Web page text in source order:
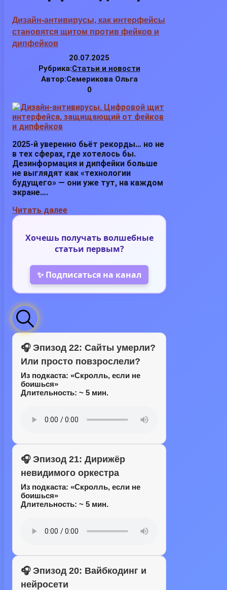
Дизайн-антивирусы, как интерфейсы
становятся щитом против фейков и
дипфейков
20.07.2025
Рубрика:Статьи и новости
Автор:Семерикова Ольга
0
2025-й уверенно бьёт рекорды… но не
в тех сферах, где хотелось бы.
Дезинформация и дипфейки больше
не выглядят как «технологии
будущего» — они уже тут, на каждом
экране….
Читать далее
Хочешь получать волшебные
статьи первым?
✨ Подписаться на канал
🎧 Эпизод 22: Сайты умерли?
Или просто повзрослели?
Из подкаста: «Скролль, если не
боишься»
Длительность: ~ 5 мин.
🎧 Эпизод 21: Дирижёр
невидимого оркестра
Из подкаста: «Скролль, если не
боишься»
Длительность: ~ 5 мин.
🎧 Эпизод 20: Вайбкодинг и
нейросети